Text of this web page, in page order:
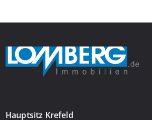
Hauptsitz Krefeld